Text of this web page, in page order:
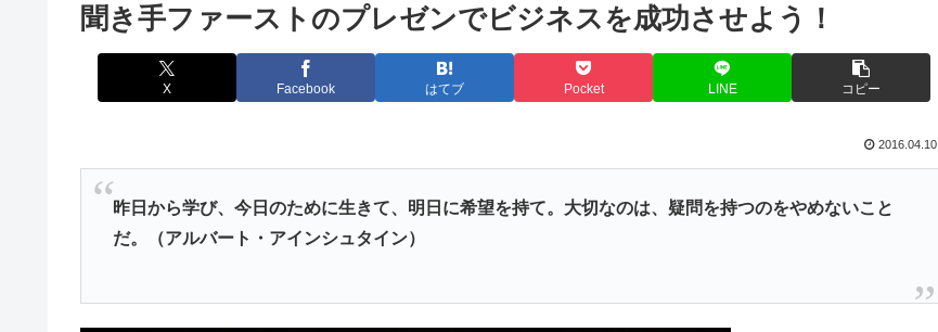
聞き手ファーストのプレゼンでビジネスを成功させよう！
X Facebook はてブ Pocket LINE コピー
2016.04.10
昨日から学び、今日のために生きて、明日に希望を持て。大切なのは、疑問を持つのをやめないこと
だ。（アルバート・アインシュタイン）